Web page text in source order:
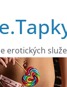
erotických